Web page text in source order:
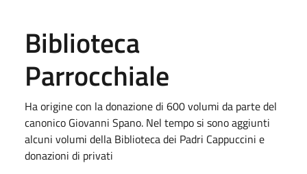
Biblioteca
Parrocchiale
Ha origine con la donazione di 600 volumi da parte del
canonico Giovanni Spano. Nel tempo si sono aggiunti
alcuni volumi della Biblioteca dei Padri Cappuccini e
donazioni di privati